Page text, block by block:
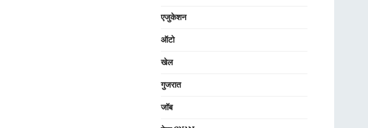
एजुकेशन
ऑटो
खेल
गुजरात
जॉब